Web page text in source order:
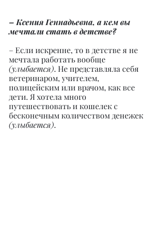
– Ксения Геннадьевна, а кем вы
мечтали стать в детстве?
– Если искренне, то в детстве я не
мечтала работать вообще
(улыбается). Не представляла себя
ветеринаром, учителем,
полицейским или врачом, как все
дети. Я хотела много
путешествовать и кошелек с
бесконечным количеством денежек
(улыбается).